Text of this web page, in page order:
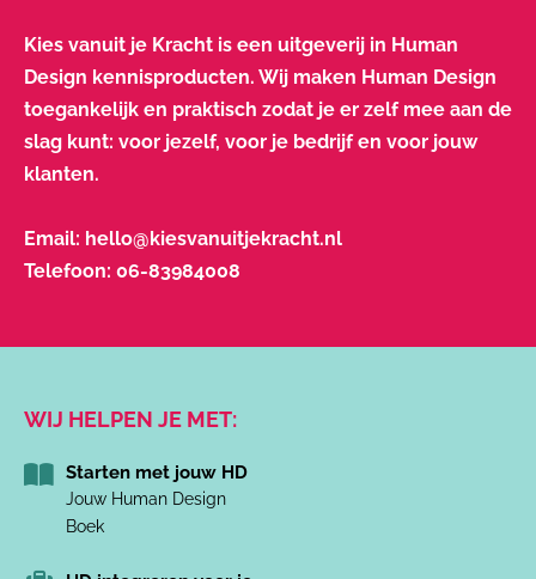
Kies vanuit je Kracht is een uitgeverij in Human
Design kennisproducten. Wij maken Human Design
toegankelijk en praktisch zodat je er zelf mee aan de
slag kunt: voor jezelf, voor je bedrijf en voor jouw
klanten.
Email: hello@kiesvanuitjekracht.nl
Telefoon: 06-83984008
WIJ HELPEN JE MET:
Starten met jouw HD
Jouw Human Design
Boek